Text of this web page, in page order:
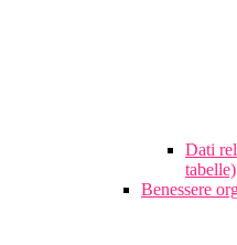
Dati
tabelle)
Benessere